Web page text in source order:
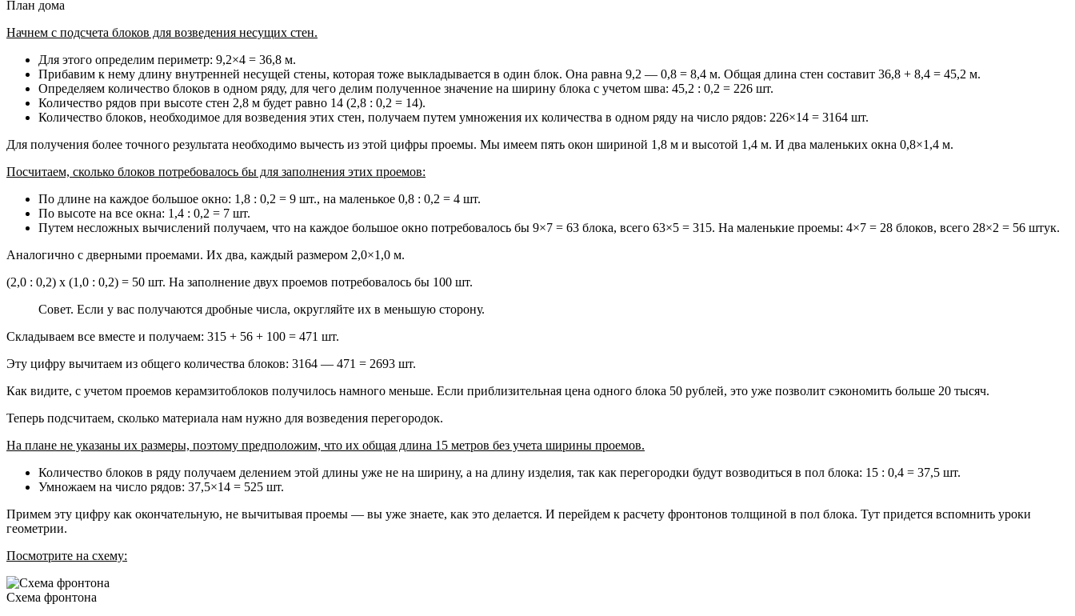
План дома
Начнем с подсчета блоков для возведения несущих стен.
Для этого определим периметр: 9,2×4 = 36,8 м.
Прибавим к нему длину внутренней несущей стены, которая тоже выкладывается в один блок. Она равна 9,2 — 0,8 = 8,4 м. Общая длина стен составит 36,8 + 8,4 = 45,2 м.
Определяем количество блоков в одном ряду, для чего делим полученное значение на ширину блока с учетом шва: 45,2 : 0,2 = 226 шт.
Количество рядов при высоте стен 2,8 м будет равно 14 (2,8 : 0,2 = 14).
Количество блоков, необходимое для возведения этих стен, получаем путем умножения их количества в одном ряду на число рядов: 226×14 = 3164 шт.
Для получения более точного результата необходимо вычесть из этой цифры проемы. Мы имеем пять окон шириной 1,8 м и высотой 1,4 м. И два маленьких окна 0,8×1,4 м.
Посчитаем, сколько блоков потребовалось бы для заполнения этих проемов:
По длине на каждое большое окно: 1,8 : 0,2 = 9 шт., на маленькое 0,8 : 0,2 = 4 шт.
По высоте на все окна: 1,4 : 0,2 = 7 шт.
Путем несложных вычислений получаем, что на каждое большое окно потребовалось бы 9×7 = 63 блока, всего 63×5 = 315. На маленькие проемы: 4×7 = 28 блоков, всего 28×2 = 56 штук.
Аналогично с дверными проемами. Их два, каждый размером 2,0×1,0 м.
(2,0 : 0,2) х (1,0 : 0,2) = 50 шт. На заполнение двух проемов потребовалось бы 100 шт.
Совет. Если у вас получаются дробные числа, округляйте их в меньшую сторону.
Складываем все вместе и получаем: 315 + 56 + 100 = 471 шт.
Эту цифру вычитаем из общего количества блоков: 3164 — 471 = 2693 шт.
Как видите, с учетом проемов керамзитоблоков получилось намного меньше. Если приблизительная цена одного блока 50 рублей, это уже позволит сэкономить больше 20 тысяч.
Теперь подсчитаем, сколько материала нам нужно для возведения перегородок.
На плане не указаны их размеры, поэтому предположим, что их общая длина 15 метров без учета ширины проемов.
Количество блоков в ряду получаем делением этой длины уже не на ширину, а на длину изделия, так как перегородки будут возводиться в пол блока: 15 : 0,4 = 37,5 шт.
Умножаем на число рядов: 37,5×14 = 525 шт.
Примем эту цифру как окончательную, не вычитывая проемы — вы уже знаете, как это делается. И перейдем к расчету фронтонов толщиной в пол блока. Тут придется вспомнить уроки
геометрии.
Посмотрите на схему:
Схема фронтона